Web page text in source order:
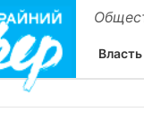
Власть